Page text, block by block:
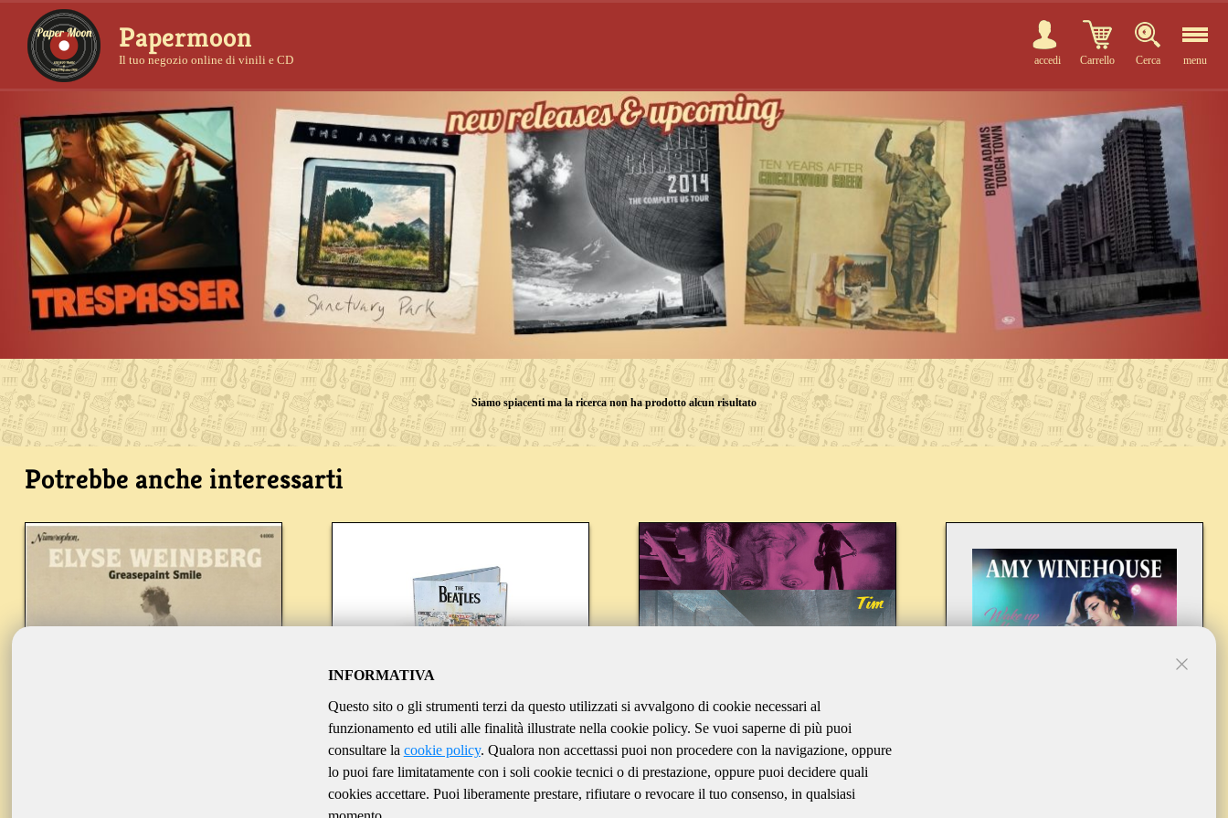
Papermoon
Il tuo negozio online di vinili e CD accedi Carrello Cerca menu
Siamo spiacenti ma la ricerca non ha prodotto alcun risultato
Potrebbe anche interessarti
BEATLES REPLACEMENTS
INFORMATIVA
Questo sito o gli strumenti terzi da questo utilizzati si avvalgono di cookie necessari al
funzionamento ed utili alle finalità illustrate nella cookie policy. Se vuoi saperne di più puoi
consultare la cookie policy. Qualora non accettassi puoi non procedere con la navigazione, oppure
lo puoi fare limitatamente con i soli cookie tecnici o di prestazione, oppure puoi decidere quali
cookies accettare. Puoi liberamente prestare, rifiutare o revocare il tuo consenso, in qualsiasi